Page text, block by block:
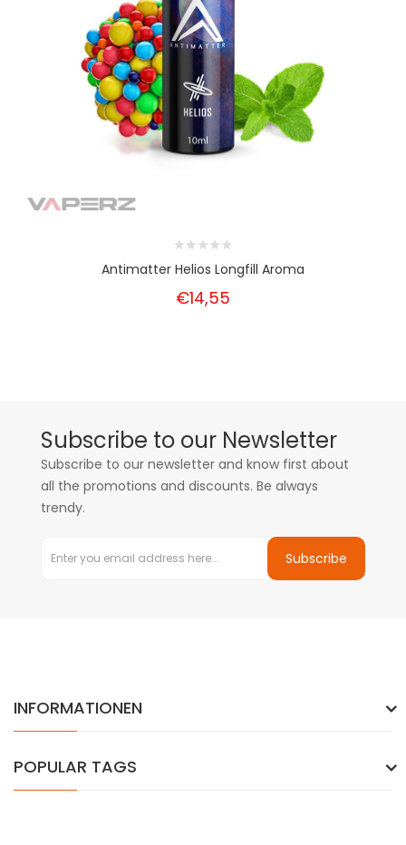
Antimatter Helios Longfill Aroma
€14,55
Subscribe to our Newsletter
Subscribe to our newsletter and know first about
all the promotions and discounts. Be always
trendy.
Subscribe
INFORMATIONEN
POPULAR TAGS